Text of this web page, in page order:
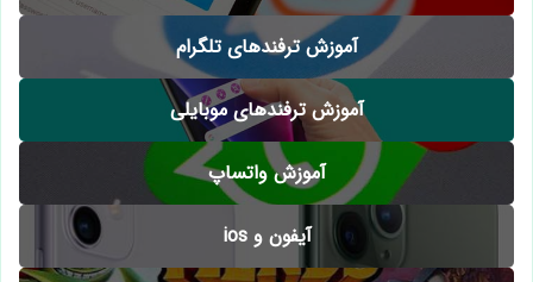
آموزش ترفندهای تلگرام
آموزش ترفندهای موبایلی
آموزش واتساپ
آیفون و ios